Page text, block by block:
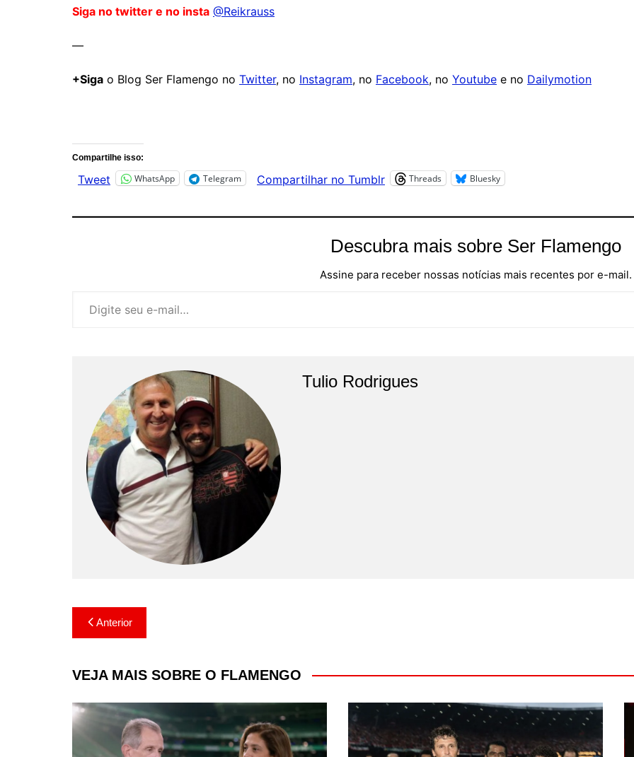
Siga no twitter e no insta @Reikrauss
—
+Siga o Blog Ser Flamengo no Twitter, no Instagram, no Facebook, no Youtube e no Dailymotion
Compartilhe isso:
Tweet WhatsApp Telegram Compartilhar no Tumblr Threads Bluesky
Descubra mais sobre Ser Flamengo
Assine para receber nossas notícias mais recentes por e-mail.
Tulio Rodrigues
Navegação
de
Post
Anterior
VEJA MAIS SOBRE O FLAMENGO